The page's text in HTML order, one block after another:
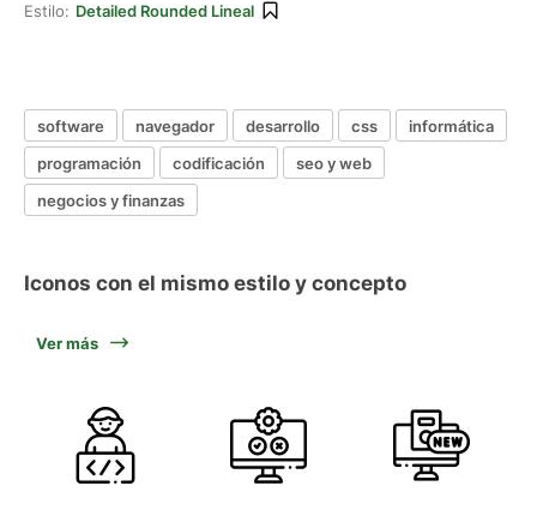
Estilo: Detailed Rounded Lineal
software navegador desarrollo css
informática
programación
codificación
seo y web
negocios y finanzas
Iconos con el mismo estilo y concepto
Ver más